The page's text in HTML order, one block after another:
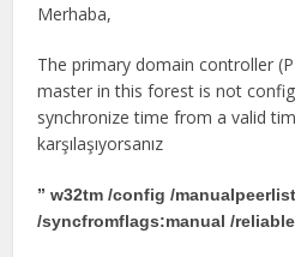
Merhaba,
The primary domain controller
master in this forest is not
synchronize time from a valid
karşılaşıyorsanız
” w32tm /config /
/syncfromflags:manual /